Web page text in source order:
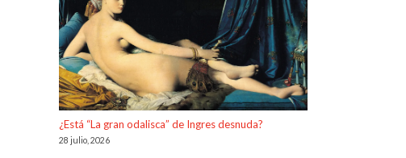
¿Está “La gran odalisca” de Ingres desnuda?
28 julio, 2026